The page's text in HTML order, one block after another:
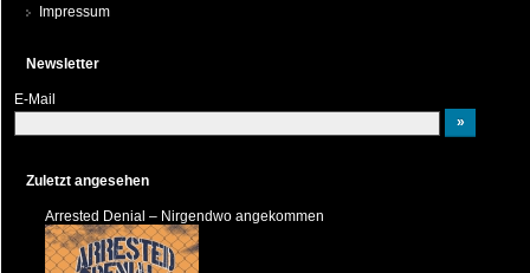
Impressum
Newsletter
E-Mail
Zuletzt angesehen
Arrested Denial – Nirgendwo angekommen